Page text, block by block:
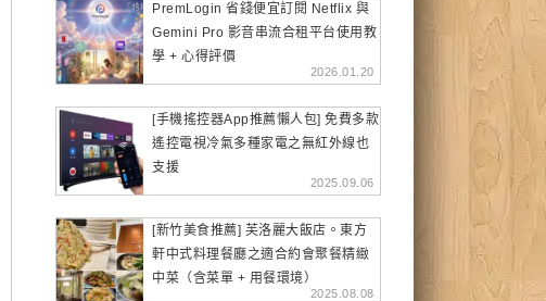
PremLogin 省錢便宜訂閱 Netflix 與
Gemini Pro 影音串流合租平台使用教
學 + 心得評價
2026.01.20
[手機搖控器App推薦懶人包] 免費多款
遙控電視冷氣多種家電之無紅外線也
支援
2025.09.06
[新竹美食推薦] 芙洛麗大飯店。東方
軒中式料理餐廳之適合約會聚餐精緻
中菜（含菜單 + 用餐環境）
2025.08.08